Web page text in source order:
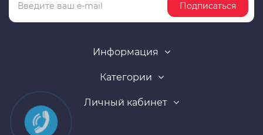
Подписаться
Информация
Категории
Личный кабинет